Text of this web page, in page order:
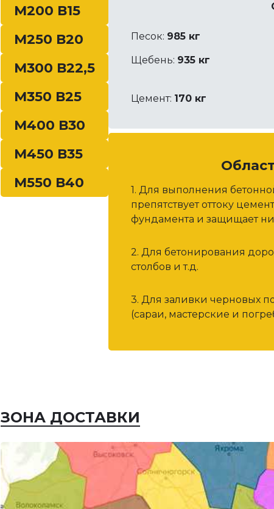
М200 В15
М250 В20
М300 В22,5
М350 В25
М400 В30
М450 В35
М550 В40
Песок: 985 кг
Щебень: 935 кг
Цемент: 170 кг
1. Для выполнения
препятствует оттоку
фундамента и защищает
2. Для бетонирования
столбов и т.д.
3. Для заливки черновых
(сараи, мастерские и
ЗОНА ДОСТАВКИ